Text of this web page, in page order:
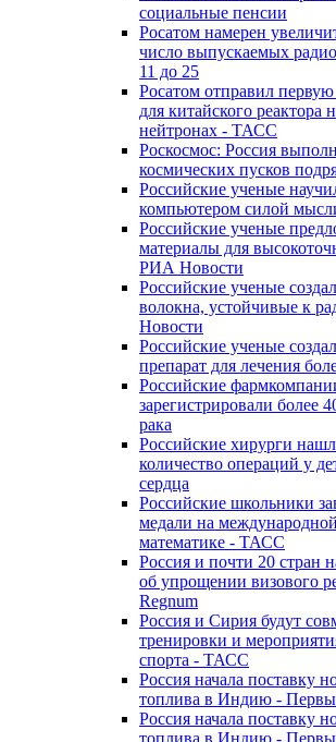
социальные пенсии
Росатом намерен
число выпускаемых
11 до 25
Росатом отправил
для китайского реактора
нейтронах - ТАСС
Роскосмос: Россия
космических пусков
Российские ученые
компьютером силой
Российские ученые
материалы для
РИА Новости
Российские ученые
волокна, устойчивые к
Новости
Российские ученые
препарат для лечения
Российские
зарегистрировали более
рака
Российские хирурги
количество операций у
сердца
Российские школьники
медали на
математике - ТАСС
Россия и почти 20 стран
об упрощении визового
Regnum
Россия и Сирия будут
тренировки и
спорта - ТАСС
Россия начала поставку
топлива в Индию -
Россия начала поставку
топлива в Индию -